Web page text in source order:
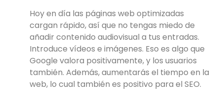
Hoy en día las páginas web optimizadas
cargan rápido, así que no tengas miedo de
añadir contenido audiovisual a tus entradas.
Introduce vídeos e imágenes. Eso es algo que
Google valora positivamente, y los usuarios
también. Además, aumentarás el tiempo en la
web, lo cual también es positivo para el SEO.